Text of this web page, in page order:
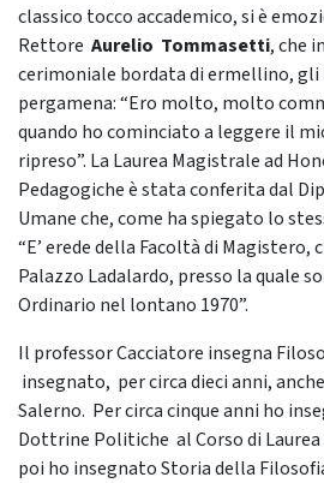
classico tocco accademico, si è
Rettore Aurelio Tommasetti, che
cerimoniale bordata di ermellino, gli
pergamena: “Ero molto, molto
quando ho cominciato a leggere il
ripreso”. La Laurea Magistrale ad
Pedagogiche è stata conferita dal
Umane che, come ha spiegato lo
“E’ erede della Facoltà di Magistero,
Palazzo Ladalardo, presso la quale
Ordinario nel lontano 1970”.
Il professor Cacciatore insegna
insegnato, per circa dieci anni,
Salerno. Per circa cinque anni ho
Dottrine Politiche al Corso di
poi ho insegnato Storia della